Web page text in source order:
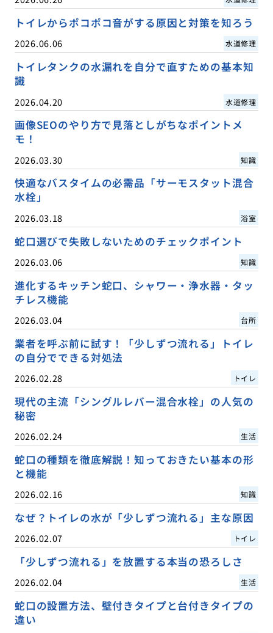
トイレからポコポコ音がする原因と対策を知ろう
2026.06.06 水道修理
トイレタンクの水漏れを自分で直すための基本知
識
2026.04.20 水道修理
画像SEOのやり方で見落としがちなポイントメ
モ！
2026.03.30 知識
快適なバスタイムの必需品「サーモスタット混合
水栓」
2026.03.18 浴室
蛇口選びで失敗しないためのチェックポイント
2026.03.06 知識
進化するキッチン蛇口、シャワー・浄水器・タッ
チレス機能
2026.03.04 台所
業者を呼ぶ前に試す！「少しずつ流れる」トイレ
の自分でできる対処法
2026.02.28 トイレ
現代の主流「シングルレバー混合水栓」の人気の
秘密
2026.02.24 生活
蛇口の種類を徹底解説！知っておきたい基本の形
と機能
2026.02.16 知識
なぜ？トイレの水が「少しずつ流れる」主な原因
2026.02.07 トイレ
「少しずつ流れる」を放置する本当の恐ろしさ
2026.02.04 生活
蛇口の設置方法、壁付きタイプと台付きタイプの
違い